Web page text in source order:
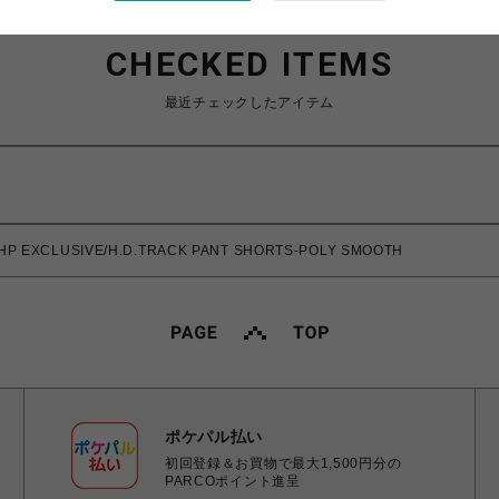
CHECKED ITEMS
最近チェックしたアイテム
EXCLUSIVE/H.D.TRACK PANT SHORTS-POLY SMOOTH
ポケパル払い
初回登録＆お買物で最大1,500円分の
PARCOポイント進呈